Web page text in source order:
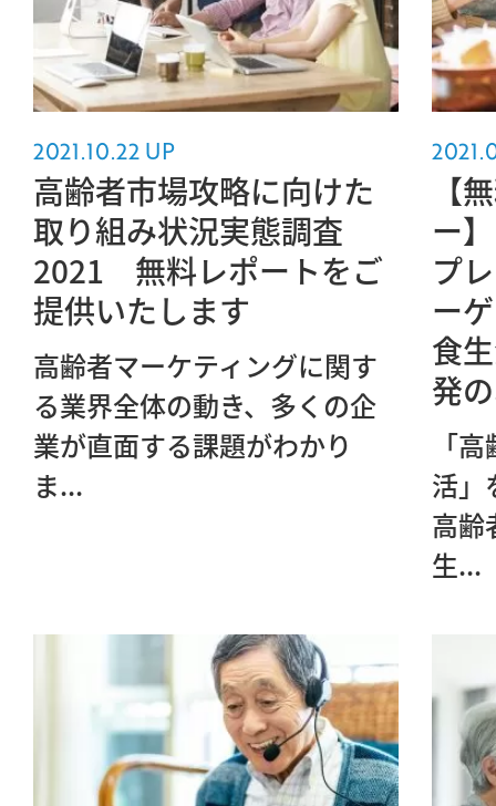
2021.10.22 UP
高齢者市場攻略に向けた
取り組み状況実態調査
2021 無料レポートをご
提供いたします
高齢者マーケティングに関す
る業界全体の動き、多くの企
業が直面する課題がわかり
ま...
【
ー】
プ
ー
食
発
「
活」
高齢
生...